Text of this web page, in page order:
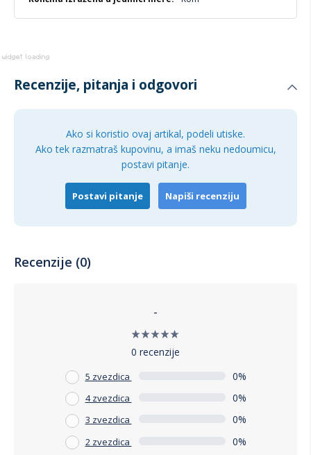
Recenzije, pitanja i odgovori
Ako si koristio ovaj artikal, podeli utiske.
Ako tek razmatraš kupovinu, a imaš neku nedoumicu,
postavi pitanje.
Postavi pitanje Napiši recenziju
Recenzije (0)
-
0 recenzije
5 zvezdica 0%
4 zvezdica 0%
3 zvezdica 0%
2 zvezdica 0%